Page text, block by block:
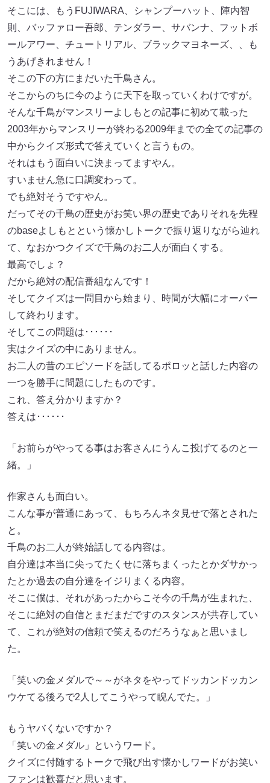
そこには、もうFUJIWARA、シャンプーハット、陣内智
則、バッファロー吾郎、テンダラー、サバンナ、フットボ
ールアワー、チュートリアル、ブラックマヨネーズ、、も
うあげきれません！
そこの下の方にまだいた千鳥さん。
そこからのちに今のように天下を取っていくわけですが。
そんな千鳥がマンスリーよしもとの記事に初めて載った
2003年からマンスリーが終わる2009年までの全ての記事の
中からクイズ形式で答えていくと言うもの。
それはもう面白いに決まってますやん。
すいません急に口調変わって。
でも絶対そうですやん。
だってその千鳥の歴史がお笑い界の歴史でありそれを先程
のbaseよしもとという懐かしトークで振り返りながら辿れ
て、なおかつクイズで千鳥のお二人が面白くする。
最高でしょ？
だから絶対の配信番組なんです！
そしてクイズは一問目から始まり、時間が大幅にオーバー
して終わります。
そしてこの問題は･･････
実はクイズの中にありません。
お二人の昔のエピソードを話してるポロッと話した内容の
一つを勝手に問題にしたものです。
これ、答え分かりますか？
答えは･･････
「お前らがやってる事はお客さんにうんこ投げてるのと一
緒。」
作家さんも面白い。
こんな事が普通にあって、もちろんネタ見せで落とされた
と。
千鳥のお二人が終始話してる内容は。
自分達は本当に尖ってたくせに落ちまくったとかダサかっ
たとか過去の自分達をイジりまくる内容。
そこに僕は、それがあったからこそ今の千鳥が生まれた、
そこに絶対の自信とまだまだですのスタンスが共存してい
て、これが絶対の信頼で笑えるのだろうなぁと思いまし
た。
「笑いの金メダルで～～がネタをやってドッカンドッカン
ウケてる後ろで2人してこうやって睨んでた。」
もうヤバくないですか？
「笑いの金メダル」というワード。
クイズに付随するトークで飛び出す懐かしワードがお笑い
ファンは歓喜だと思います。